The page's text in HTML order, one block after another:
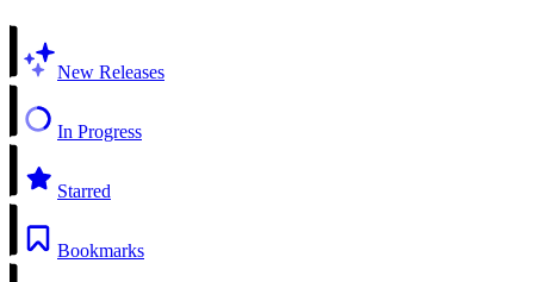
New Releases
In Progress
Starred
Bookmarks